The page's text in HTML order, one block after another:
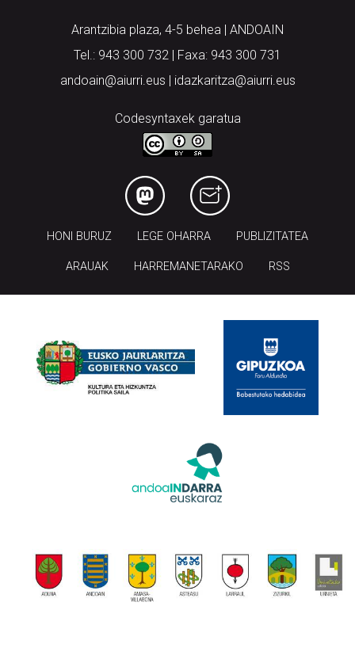
Arantzibia plaza, 4-5 behea | ANDOAIN
Tel.: 943 300 732 | Faxa: 943 300 731
andoain@aiurri.eus | idazkaritza@aiurri.eus
Codesyntaxek garatua
HONI BURUZ LEGE OHARRA PUBLIZITATEA
ARAUAK HARREMANETARAKO RSS